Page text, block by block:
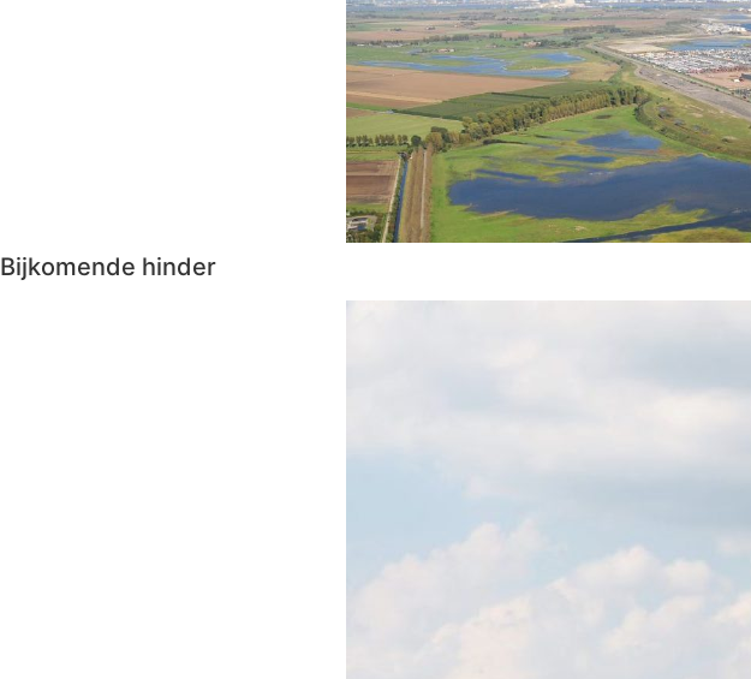
Bijkomende hinder